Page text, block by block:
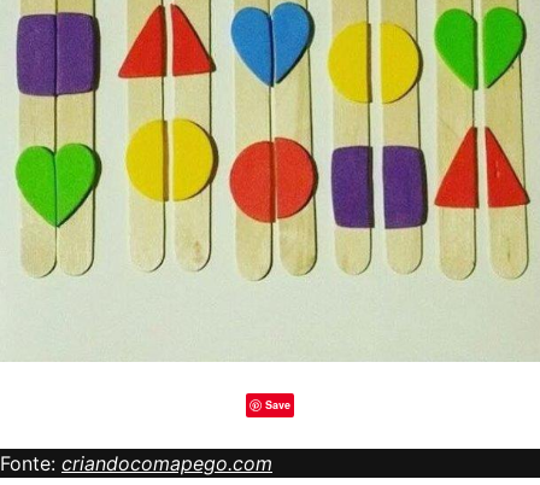
Save
Fonte: criandocomapego.com